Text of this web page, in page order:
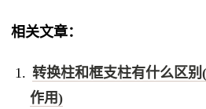
相关文章：
转换柱和框支柱有什么区
作用)